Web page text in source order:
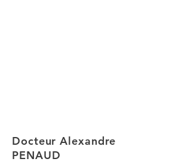
Docteur Alexandre
PENAUD